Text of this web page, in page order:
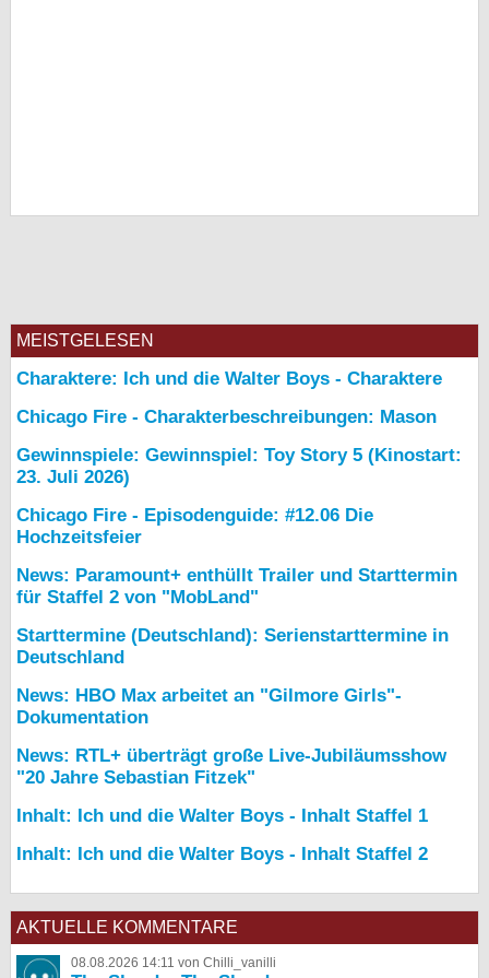
MEISTGELESEN
Charaktere: Ich und die Walter Boys - Charaktere
Chicago Fire - Charakterbeschreibungen: Mason
Gewinnspiele: Gewinnspiel: Toy Story 5 (Kinostart:
23. Juli 2026)
Chicago Fire - Episodenguide: #12.06 Die
Hochzeitsfeier
News: Paramount+ enthüllt Trailer und Starttermin
für Staffel 2 von "MobLand"
Starttermine (Deutschland): Serienstarttermine in
Deutschland
News: HBO Max arbeitet an "Gilmore Girls"-
Dokumentation
News: RTL+ überträgt große Live-Jubiläumsshow
"20 Jahre Sebastian Fitzek"
Inhalt: Ich und die Walter Boys - Inhalt Staffel 1
Inhalt: Ich und die Walter Boys - Inhalt Staffel 2
AKTUELLE KOMMENTARE
08.08.2026 14:11 von Chilli_vanilli